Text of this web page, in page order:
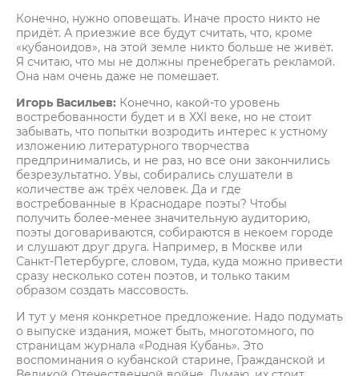
Конечно, нужно оповещать. Иначе просто никто не
придёт. А приезжие все будут считать, что, кроме
«кубаноидов», на этой земле никто больше не живёт.
Я считаю, что мы не должны пренебрегать рекламой.
Она нам очень даже не помешает.
Игорь Васильев: Конечно, какой-то уровень
востребованности будет и в XXI веке, но не стоит
забывать, что попытки возродить интерес к устному
изложению литературного творчества
предпринимались, и не раз, но все они закончились
безрезультатно. Увы, собирались слушатели в
количестве аж трёх человек. Да и где
востребованные в Краснодаре поэты? Чтобы
получить более-менее значительную аудиторию,
поэты договариваются, собираются в некоем городе
и слушают друг друга. Например, в Москве или
Санкт-Петербурге, словом, туда, куда можно привести
сразу несколько сотен поэтов, и только таким
образом создать массовость.
И тут у меня конкретное предложение. Надо подумать
о выпуске издания, может быть, многотомного, по
страницам журнала «Родная Кубань». Это
воспоминания о кубанской старине, Гражданской и